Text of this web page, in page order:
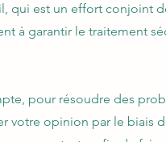
qui est un effort conjoint
à garantir le traitement
pour résoudre des
votre opinion par le biais